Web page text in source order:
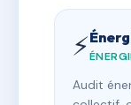
⚡
Audit